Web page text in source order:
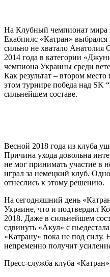
На Клубный чемпионат мира
Екабпилс «Катран»
сильно не хватало
2014 года в категории
чемпиона Украины среди
Как результат – втором
этом турнире победа над SK
сильнейшем составе.
Весной 2018 года из клуба
Причина ухода довольна
не мог принимать участие в
играл за немецкий клуб.
отнеслись к этому решению.
На сегодняшний день
Украине, что и подтвердил
2018. Даже в сильнейшем
сдвинуть «Акул» с
«Катрану» пока не под
непременно получит
Пресс-служба клуба «Катран»